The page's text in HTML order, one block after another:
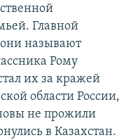
Главной
называют
Рому
их за кражей
области России,
не прожили
в Казахстан.